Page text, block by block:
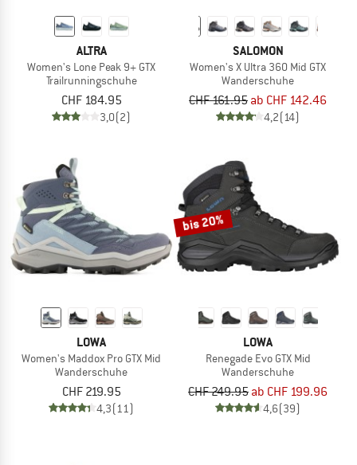
ALTRA
Women's Lone Peak 9+ GTX
Trailrunningschuhe
CHF 184.95
3,0(2)
SALOMON
Women's X Ultra 360 Mid GTX
Wanderschuhe
CHF 161.95 ab CHF 142.46
4,2(14)
LOWA
Women's Maddox Pro GTX Mid
Wanderschuhe
CHF 219.95
4,3(11)
bis 20%
LOWA
Renegade Evo GTX Mid
Wanderschuhe
CHF 249.95 ab CHF 199.96
4,6(39)